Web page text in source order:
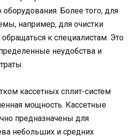
Более того, для
например, для очистки
к специалистам. Это
неудобства и
кассетных сплит-систем
мощность. Кассетные
предназначены для
небольших и средних